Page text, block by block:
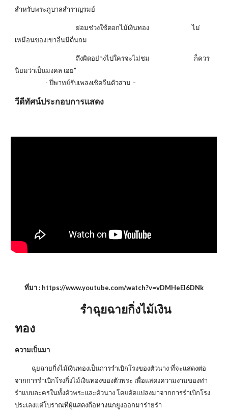
สำหรับพระภูบาลสำราญรมย์
ย่อมช่วงใช้ดอกไม้เงินทอง ไม่
เหมือนของเขาอื่นมีดื่นถม
ถึงผิดอย่างไปใครจะไม่ชม ก็ควร
นิยมว่าเป็นมงคล เอย”
- ปี่พาทย์รับเพลงเชิดจีนตัวสาม –
วีดีทัศน์ประกอบการแสดง
ที่มา : https://www.youtube.com/watch?v=vDMHeEI6DNk
รำฉุยฉายกิ่งไม้เงิน
ทอง
ความเป็นมา
ฉุยฉายกิ่งไม้เงินทองเป็นการรำเบิกโรงของตัวนาง ที่จะแสดงต่อ
จากการรำเบิกโรงกิ่งไม้เงินทองของตัวพระ เพื่อแสดงความงามของท่า
รำแบบละครในทั้งตัวพระและตัวนาง โดยดัดแปลงมาจากการรำเบิกโรง
ประเลงแต่โบราณที่ผู้แสดงถือหางนกยูงออกมาร่ายรำ